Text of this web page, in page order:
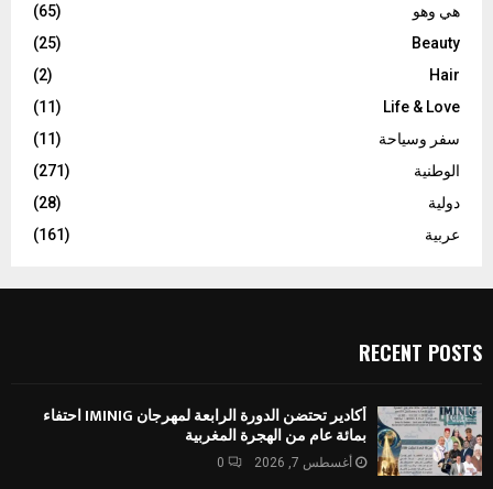
هي وهو
(65)
Beauty
(25)
Hair
(2)
Life & Love
(11)
سفر وسياحة
(11)
الوطنية
(271)
دولية
(28)
عربية
(161)
RECENT POSTS
أكادير تحتضن الدورة الرابعة لمهرجان IMINIG احتفاء
بمائة عام من الهجرة المغربية
أغسطس 7, 2026 0